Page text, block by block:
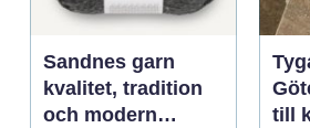
Sandnes garn
kvalitet, tradition
och modern
till